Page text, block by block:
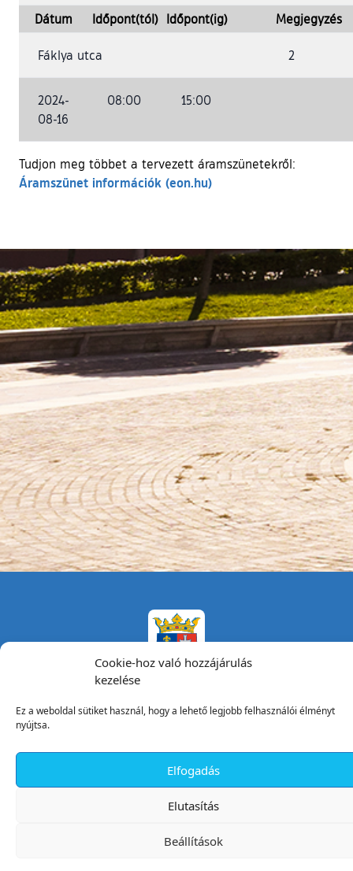
Cookie-hoz való hozzájárulás
kezelése
Ez a weboldal sütiket használ, hogy a lehető legjobb felhasználói élményt
nyújtsa.
Elfogadás
Elutasítás
Beállítások
Dátum
Időpont(tól) Időpont(ig) Megjegyzés
Fáklya utca 2
2024-
08-16
08:00 15:00
Tudjon meg többet a tervezett áramszünetekről:
Áramszünet információk (eon.hu)(külső hivatkozás)
2890 Tata, Kossuth tér 1.
Telefon:+36 34 / 588 600
+36 34 / 587 078
Archívum(külső hivatkozás)
✕